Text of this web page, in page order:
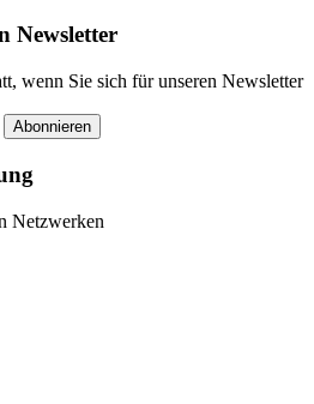
Newsletter
wenn Sie sich für unseren Newsletter
Abonnieren
Netzwerken